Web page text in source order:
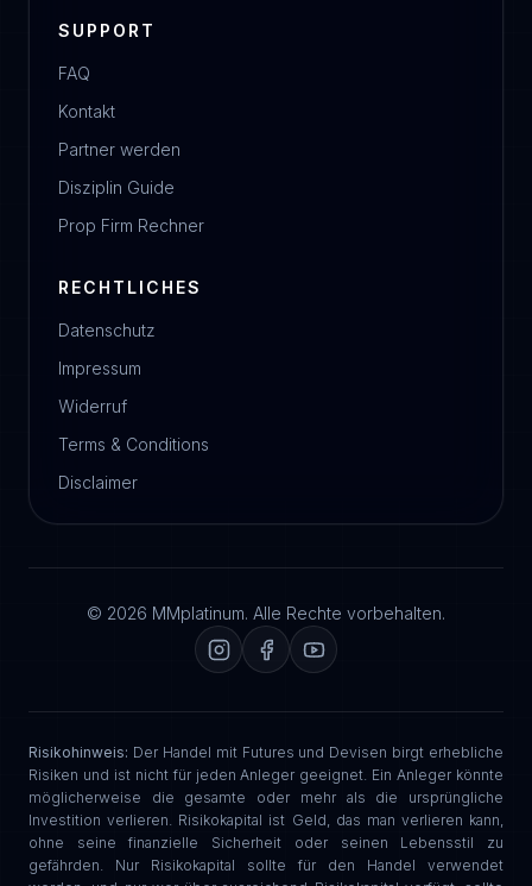
SUPPORT
FAQ
Kontakt
Partner werden
Disziplin Guide
Prop Firm Rechner
RECHTLICHES
Datenschutz
Impressum
Widerruf
Terms & Conditions
Disclaimer
© 2026 MMplatinum. Alle Rechte vorbehalten.
Risikohinweis: Der Handel mit Futures und Devisen birgt erhebliche
Risiken und ist nicht für jeden Anleger geeignet. Ein Anleger könnte
möglicherweise die gesamte oder mehr als die ursprüngliche
Investition verlieren. Risikokapital ist Geld, das man verlieren kann,
ohne seine finanzielle Sicherheit oder seinen Lebensstil zu
gefährden. Nur Risikokapital sollte für den Handel verwendet